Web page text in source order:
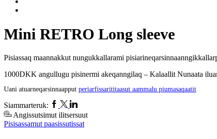
Mini RETRO Long sleeve
Pisiassaq maannakkut nungukkallarami
1000DKK angullugu pisinermi akeqanngilaq – Kalaallit Nunaata
Uani atuarneqarsinnaapput periarfissarititaasut aammalu piumasaqaatit
Siammarteruk: Facebook
TwitterLinkedin
Angissutsimut ilitsersuut
Pisisassamut paasissutissat